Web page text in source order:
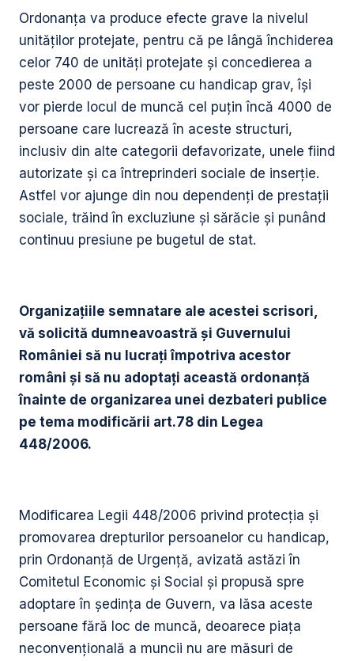
Ordonanța va produce efecte grave la nivelul
unităților protejate, pentru că pe lângă închiderea
celor 740 de unități protejate și concedierea a
peste 2000 de persoane cu handicap grav, își
vor pierde locul de muncă cel puțin încă 4000 de
persoane care lucrează în aceste structuri,
inclusiv din alte categorii defavorizate, unele fiind
autorizate și ca întreprinderi sociale de inserție.
Astfel vor ajunge din nou dependenți de prestații
sociale, trăind în excluziune și sărăcie și punând
continuu presiune pe bugetul de stat.
Organizațiile semnatare ale acestei scrisori,
vă solicită dumneavoastră și Guvernului
României să nu lucrați împotriva acestor
români și să nu adoptați această ordonanță
înainte de organizarea unei dezbateri publice
pe tema modificării art.78 din Legea
448/2006.
Modificarea Legii 448/2006 privind protecția și
promovarea drepturilor persoanelor cu handicap,
prin Ordonanță de Urgență, avizată astăzi în
Comitetul Economic și Social și propusă spre
adoptare în ședința de Guvern, va lăsa aceste
persoane fără loc de muncă, deoarece piața
neconvențională a muncii nu are măsuri de